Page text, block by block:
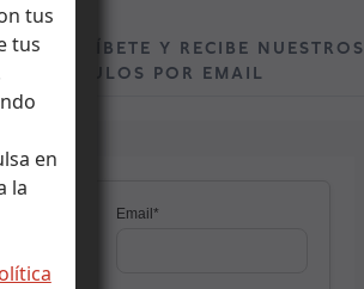
tus
tus
en
la
SUSCRÍBETE Y RECIBE NUESTROS
ARTÍCULOS POR EMAIL